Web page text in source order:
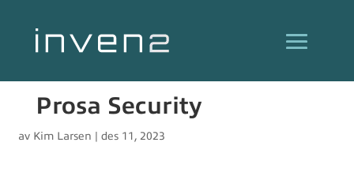
Prosa Security
av Kim Larsen des 11, 2023